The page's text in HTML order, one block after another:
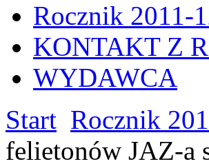
Rocznik 2011-
KONTAKT Z
WYDAWCA
Start Rocznik
felietonów JAZ-a